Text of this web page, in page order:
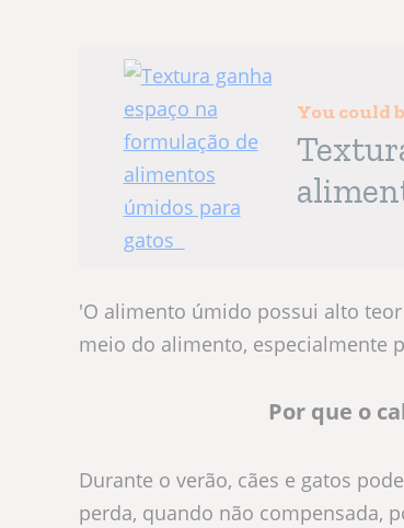
You could
'O alimento úmido possui alto
meio do alimento, especialmente
Por que o
Durante o verão, cães e gatos
perda, quando não compensada,